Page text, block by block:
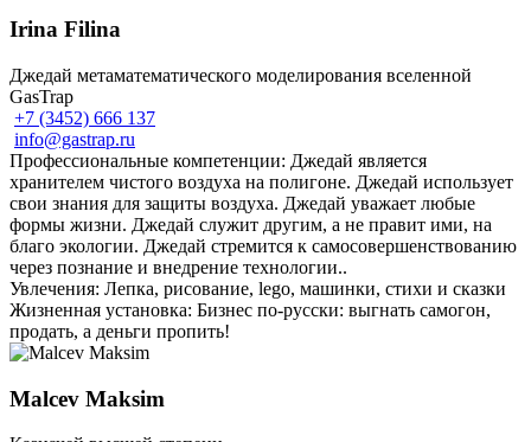
Irina Filina
Джедай метаматематического моделирования вселенной
GasTrap
+7 (3452) 666 137
info@gastrap.ru
Профессиональные компетенции: Джедай является
хранителем чистого воздуха на полигоне. Джедай использует
свои знания для защиты воздуха. Джедай уважает любые
формы жизни. Джедай служит другим, а не правит ими, на
благо экологии. Джедай стремится к самосовершенствованию
через познание и внедрение технологии..
Увлечения: Лепка, рисование, lego, машинки, стихи и сказки
Жизненная установка: Бизнес по-русски: выгнать самогон,
продать, а деньги пропить!
Malcev Maksim